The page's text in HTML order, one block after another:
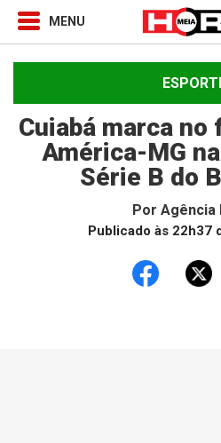
Cuiabá marca no
América-MG
Série B do
Por Agência
Publicado às 22h37